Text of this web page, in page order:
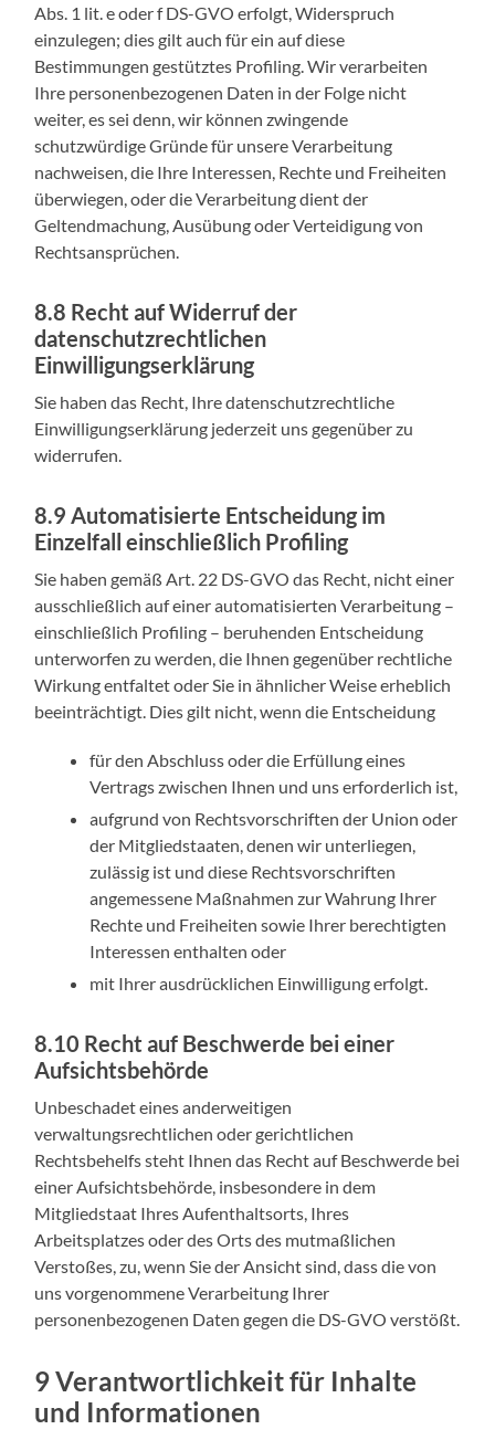
Abs. 1 lit. e oder f DS-GVO erfolgt, Widerspruch
einzulegen; dies gilt auch für ein auf diese
Bestimmungen gestütztes Profiling. Wir verarbeiten
Ihre personenbezogenen Daten in der Folge nicht
weiter, es sei denn, wir können zwingende
schutzwürdige Gründe für unsere Verarbeitung
nachweisen, die Ihre Interessen, Rechte und Freiheiten
überwiegen, oder die Verarbeitung dient der
Geltendmachung, Ausübung oder Verteidigung von
Rechtsansprüchen.
8.8 Recht auf Widerruf der
datenschutzrechtlichen
Einwilligungserklärung
Sie haben das Recht, Ihre datenschutzrechtliche
Einwilligungserklärung jederzeit uns gegenüber zu
widerrufen.
8.9 Automatisierte Entscheidung im
Einzelfall einschließlich Profiling
Sie haben gemäß Art. 22 DS-GVO das Recht, nicht einer
ausschließlich auf einer automatisierten Verarbeitung –
einschließlich Profiling – beruhenden Entscheidung
unterworfen zu werden, die Ihnen gegenüber rechtliche
Wirkung entfaltet oder Sie in ähnlicher Weise erheblich
beeinträchtigt. Dies gilt nicht, wenn die Entscheidung
für den Abschluss oder die Erfüllung eines
Vertrags zwischen Ihnen und uns erforderlich ist,
aufgrund von Rechtsvorschriften der Union oder
der Mitgliedstaaten, denen wir unterliegen,
zulässig ist und diese Rechtsvorschriften
angemessene Maßnahmen zur Wahrung Ihrer
Rechte und Freiheiten sowie Ihrer berechtigten
Interessen enthalten oder
mit Ihrer ausdrücklichen Einwilligung erfolgt.
8.10 Recht auf Beschwerde bei einer
Aufsichtsbehörde
Unbeschadet eines anderweitigen
verwaltungsrechtlichen oder gerichtlichen
Rechtsbehelfs steht Ihnen das Recht auf Beschwerde bei
einer Aufsichtsbehörde, insbesondere in dem
Mitgliedstaat Ihres Aufenthaltsorts, Ihres
Arbeitsplatzes oder des Orts des mutmaßlichen
Verstoßes, zu, wenn Sie der Ansicht sind, dass die von
uns vorgenommene Verarbeitung Ihrer
personenbezogenen Daten gegen die DS-GVO verstößt.
9 Verantwortlichkeit für Inhalte
und Informationen